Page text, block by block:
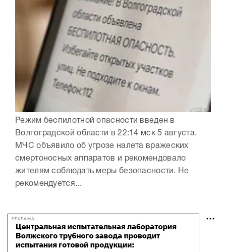
Режим беспилотной опасности введен в
Волгоградской области в 22:14 мск 5 августа.
МЧС объявило об угрозе налета вражеских
смертоносных аппаратов и рекомендовало
жителям соблюдать меры безопасности. Не
рекомендуется...
РЕКЛАМА